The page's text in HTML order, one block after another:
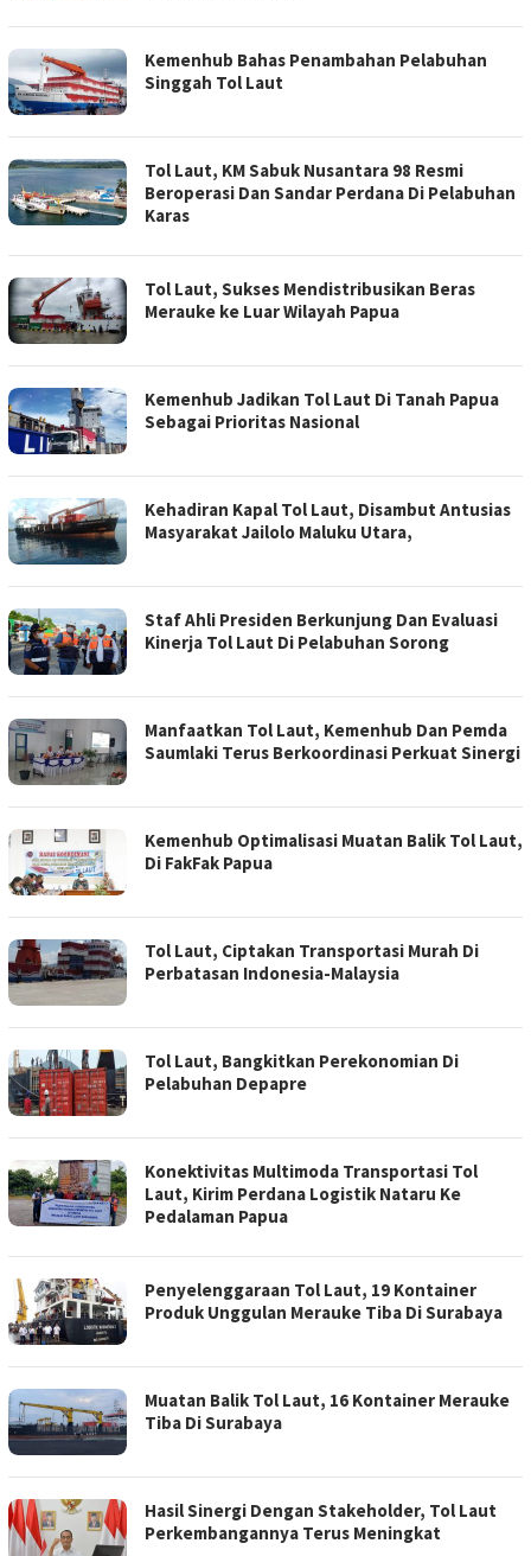
Kemenhub Bahas Penambahan Pelabuhan
Singgah Tol Laut
Tol Laut, KM Sabuk Nusantara 98 Resmi
Beroperasi Dan Sandar Perdana Di Pelabuhan
Karas
Tol Laut, Sukses Mendistribusikan Beras
Merauke ke Luar Wilayah Papua
Kemenhub Jadikan Tol Laut Di Tanah Papua
Sebagai Prioritas Nasional
Kehadiran Kapal Tol Laut, Disambut Antusias
Masyarakat Jailolo Maluku Utara,
Staf Ahli Presiden Berkunjung Dan Evaluasi
Kinerja Tol Laut Di Pelabuhan Sorong
Manfaatkan Tol Laut, Kemenhub Dan Pemda
Saumlaki Terus Berkoordinasi Perkuat Sinergi
Kemenhub Optimalisasi Muatan Balik Tol Laut,
Di FakFak Papua
Tol Laut, Ciptakan Transportasi Murah Di
Perbatasan Indonesia-Malaysia
Tol Laut, Bangkitkan Perekonomian Di
Pelabuhan Depapre
Konektivitas Multimoda Transportasi Tol
Laut, Kirim Perdana Logistik Nataru Ke
Pedalaman Papua
Penyelenggaraan Tol Laut, 19 Kontainer
Produk Unggulan Merauke Tiba Di Surabaya
Muatan Balik Tol Laut, 16 Kontainer Merauke
Tiba Di Surabaya
Hasil Sinergi Dengan Stakeholder, Tol Laut
Perkembangannya Terus Meningkat